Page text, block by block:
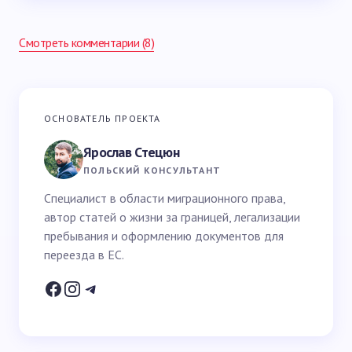
Смотреть комментарии (8)
Ваш адрес email не будет опубликован.
Ваш вопрос *
Ваше имя *
Email *
ОСНОВАТЕЛЬ ПРОЕКТА
Ярослав Стецюн
ПОЛЬСКИЙ КОНСУЛЬТАНТ
Специалист в области миграционного права,
автор статей о жизни за границей, легализации
пребывания и оформлению документов для
переезда в ЕС.